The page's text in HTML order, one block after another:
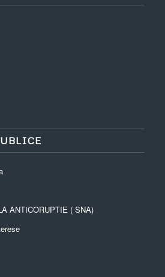
ANTICORUPTIE ( SNA)